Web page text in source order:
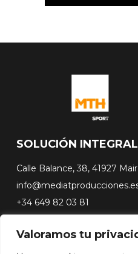
Valoramos tu
SOLUCIÓN
Calle Balance, 38, 41927
+34 649 82 03 81
#FLASHSURFING